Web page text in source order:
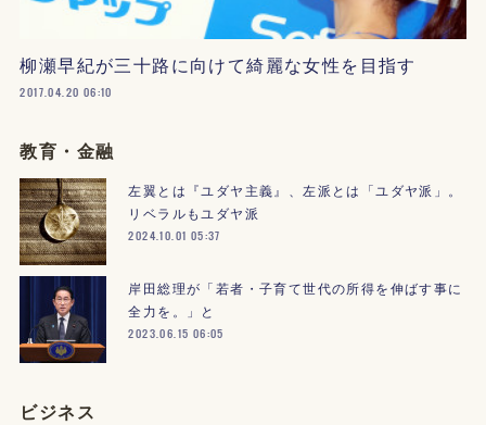
柳瀬早紀が三十路に向けて綺麗な女性を目指す
2017.04.20 06:10
教育・金融
左翼とは『ユダヤ主義』、左派とは「ユダヤ派」。
リベラルもユダヤ派
2024.10.01 05:37
岸田総理が「若者・子育て世代の所得を伸ばす事に
全力を。」と
2023.06.15 06:05
ビジネス